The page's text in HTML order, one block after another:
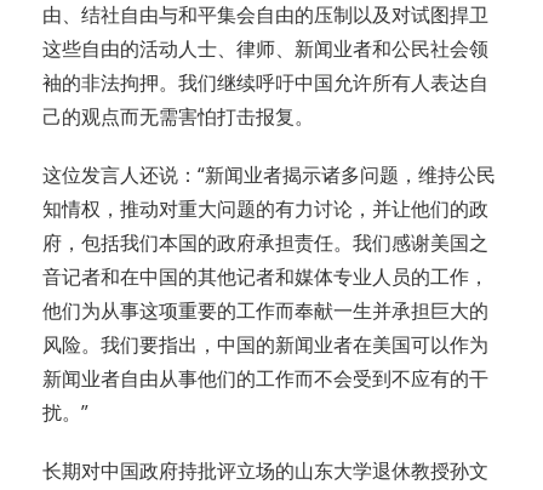
由、结社自由与和平集会自由的压制以及对试图捍卫
这些自由的活动人士、律师、新闻业者和公民社会领
袖的非法拘押。我们继续呼吁中国允许所有人表达自
己的观点而无需害怕打击报复。
这位发言人还说：“新闻业者揭示诸多问题，维持公民
知情权，推动对重大问题的有力讨论，并让他们的政
府，包括我们本国的政府承担责任。我们感谢美国之
音记者和在中国的其他记者和媒体专业人员的工作，
他们为从事这项重要的工作而奉献一生并承担巨大的
风险。我们要指出，中国的新闻业者在美国可以作为
新闻业者自由从事他们的工作而不会受到不应有的干
扰。”
长期对中国政府持批评立场的山东大学退休教授孙文